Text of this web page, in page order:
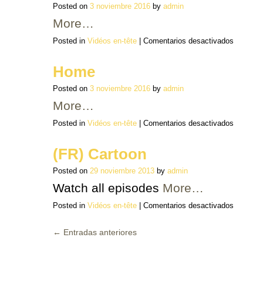
Posted on 3 noviembre 2016 by admin
More…
Posted in Vidéos en-tête Comentarios desactivados
Home
Posted on 3 noviembre 2016 by admin
More…
Posted in Vidéos en-tête Comentarios desactivados
(FR) Cartoon
Posted on 29 noviembre 2013 by admin
Watch all episodes More…
Posted in Vidéos en-tête Comentarios desactivados
← Entradas anteriores